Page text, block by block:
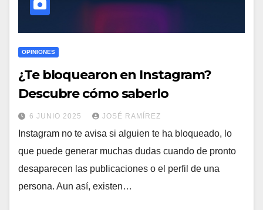
OPINIONES
¿Te bloquearon en Instagram?
Descubre cómo saberlo
6 JUNIO 2025 JOSÉ RAMÍREZ
Instagram no te avisa si alguien te ha bloqueado, lo
que puede generar muchas dudas cuando de pronto
desaparecen las publicaciones o el perfil de una
persona. Aun así, existen…